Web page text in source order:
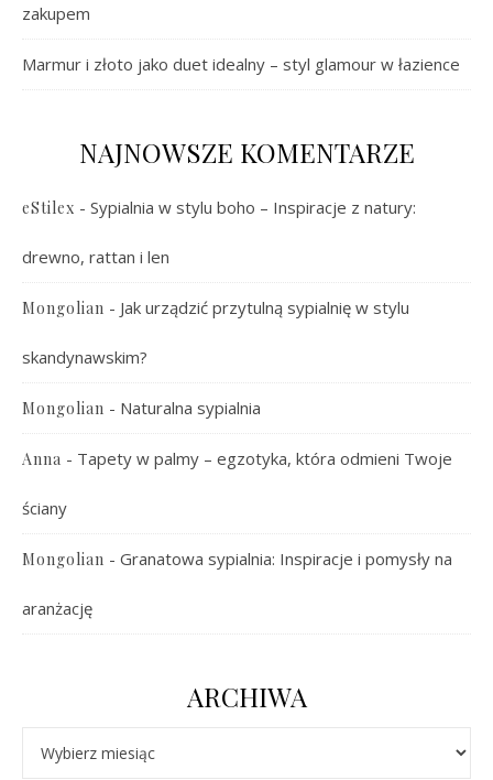
zakupem
Marmur i złoto jako duet idealny – styl glamour w łazience
NAJNOWSZE KOMENTARZE
eStilex - Sypialnia w stylu boho – Inspiracje z natury:
drewno, rattan i len
Mongolian - Jak urządzić przytulną sypialnię w stylu
skandynawskim?
Mongolian - Naturalna sypialnia
Anna - Tapety w palmy – egzotyka, która odmieni Twoje
ściany
Mongolian - Granatowa sypialnia: Inspiracje i pomysły na
aranżację
ARCHIWA